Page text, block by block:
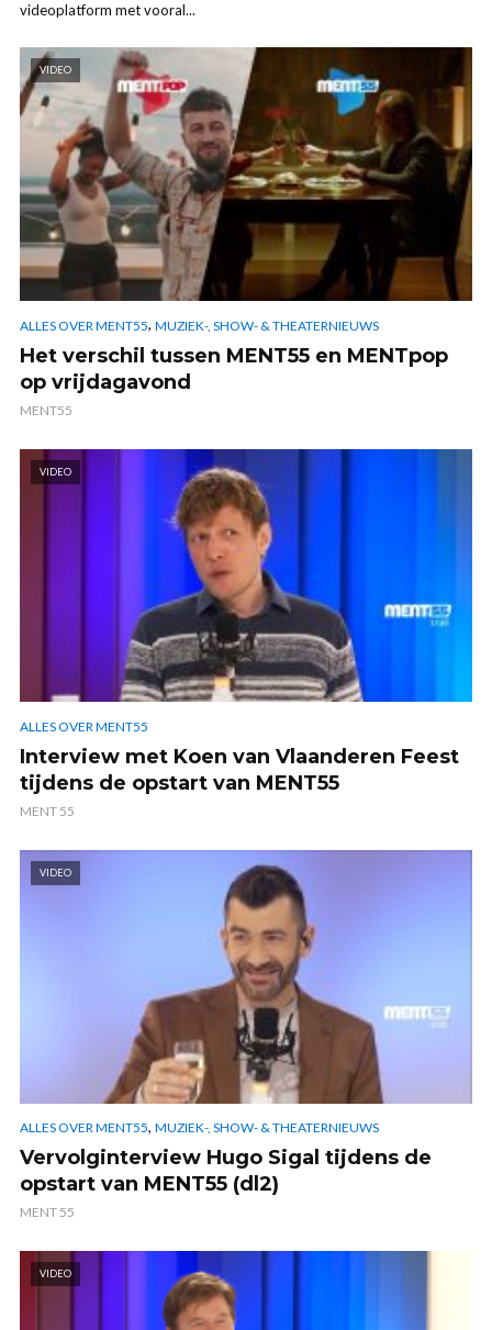
videoplatform met vooral...
VIDEO
ALLES OVER MENT55, MUZIEK-, SHOW- & THEATERNIEUWS
Het verschil tussen MENT55 en MENTpop
op vrijdagavond
MENT55
VIDEO
ALLES OVER MENT55
Interview met Koen van Vlaanderen Feest
tijdens de opstart van MENT55
MENT 55
VIDEO
ALLES OVER MENT55, MUZIEK-, SHOW- & THEATERNIEUWS
Vervolginterview Hugo Sigal tijdens de
opstart van MENT55 (dl2)
MENT 55
VIDEO